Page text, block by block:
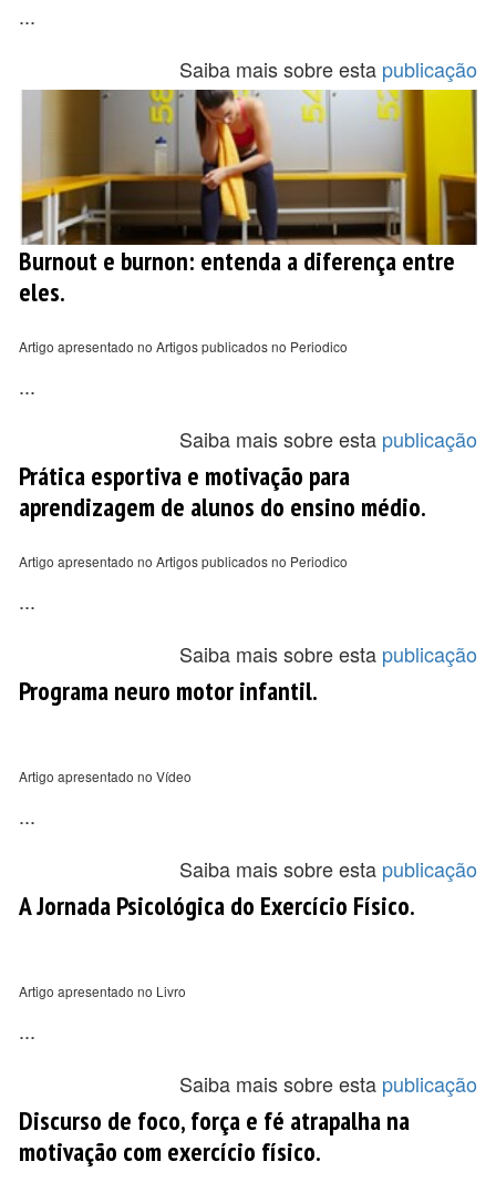
...
Saiba mais sobre esta publicação
Burnout e burnon: entenda a diferença entre
eles.
Artigo apresentado no Artigos publicados no Periodico
...
Saiba mais sobre esta publicação
Prática esportiva e motivação para
aprendizagem de alunos do ensino médio.
Artigo apresentado no Artigos publicados no Periodico
...
Saiba mais sobre esta publicação
Programa neuro motor infantil.
Artigo apresentado no Vídeo
...
Saiba mais sobre esta publicação
A Jornada Psicológica do Exercício Físico.
Artigo apresentado no Livro
...
Saiba mais sobre esta publicação
Discurso de foco, força e fé atrapalha na
motivação com exercício físico.